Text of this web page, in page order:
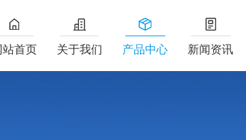
站首页 关于我们 产品中心 新闻资讯